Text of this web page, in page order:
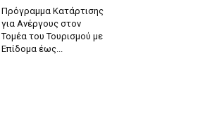
Πρόγραμμα Κατάρτισης
για Ανέργους στον
Τομέα του Τουρισμού με
Επίδομα έως...